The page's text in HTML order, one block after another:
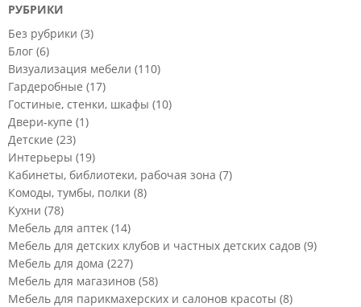
РУБРИКИ
Без рубрики (3)
Блог (6)
Визуализация мебели (110)
Гардеробные (17)
Гостиные, стенки, шкафы (10)
Двери-купе (1)
Детские (23)
Интерьеры (19)
Кабинеты, библиотеки, рабочая зона (7)
Комоды, тумбы, полки (8)
Кухни (78)
Мебель для аптек (14)
Мебель для детских клубов и частных детских садов (9)
Мебель для дома (227)
Мебель для магазинов (58)
Мебель для парикмахерских и салонов красоты (8)